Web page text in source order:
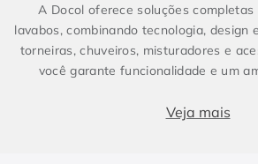
A Docol oferece soluções completas
lavabos, combinando tecnologia, design
torneiras, chuveiros, misturadores e
você garante funcionalidade e um
Produtos essenciais para
Veja mais